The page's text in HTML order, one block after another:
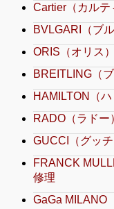
Cartier（カルテ
BVLGARI（ブ
ORIS（オリス
BREITLING（
HAMILTON（
RADO（ラドー
GUCCI（グッ
FRANCK
修理
GaGa MILANO